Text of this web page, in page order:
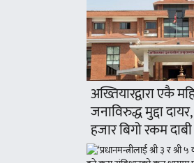
अख्तियारद्वारा एकै
जनाविरुद्ध मुद्दा
हजार बिगो रकम दाबी